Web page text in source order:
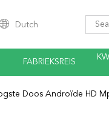
Dutch
FABRIEKSREIS
Doos Androïde HD